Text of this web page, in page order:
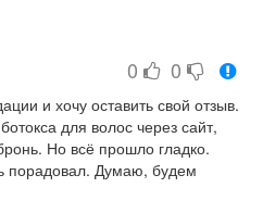
0 0
и хочу оставить свой отзыв.
для волос через сайт,
Но всё прошло гладко.
порадовал. Думаю, будем